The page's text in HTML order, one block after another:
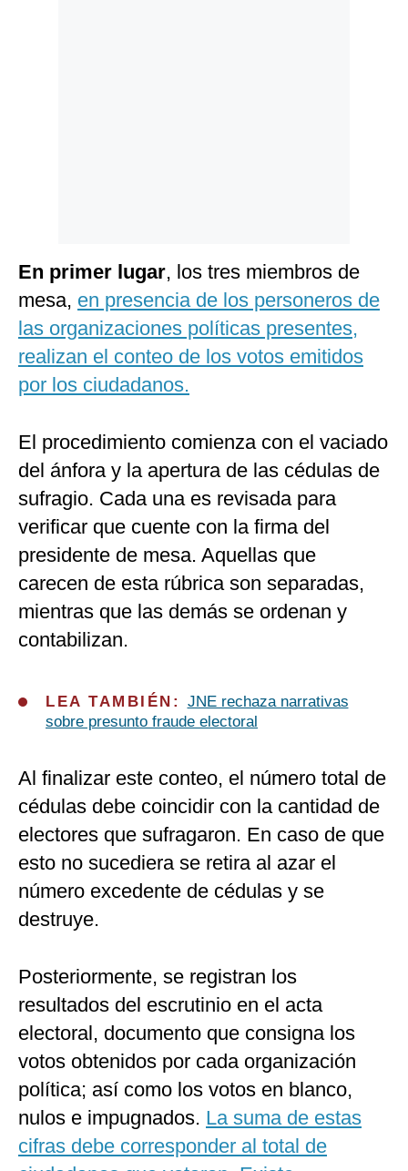
En primer lugar, los tres miembros de
mesa, en presencia de los personeros de
las organizaciones políticas presentes,
realizan el conteo de los votos emitidos
por los ciudadanos.
El procedimiento comienza con el vaciado
del ánfora y la apertura de las cédulas de
sufragio. Cada una es revisada para
verificar que cuente con la firma del
presidente de mesa. Aquellas que
carecen de esta rúbrica son separadas,
mientras que las demás se ordenan y
contabilizan.
LEA TAMBIÉN: JNE rechaza narrativas
sobre presunto fraude electoral
Al finalizar este conteo, el número total de
cédulas debe coincidir con la cantidad de
electores que sufragaron. En caso de que
esto no sucediera se retira al azar el
número excedente de cédulas y se
destruye.
Posteriormente, se registran los
resultados del escrutinio en el acta
electoral, documento que consigna los
votos obtenidos por cada organización
política; así como los votos en blanco,
nulos e impugnados. La suma de estas
cifras debe corresponder al total de